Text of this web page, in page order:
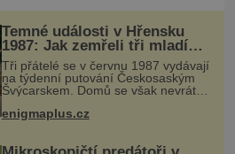
Temné události v Hřensku
1987: Jak zemřeli tři mladí
trampové?
Tři přátelé se v červnu 1987 vydávají
na týdenní putování Českosaským
Švýcarskem. Domů se však nevrátí.
nepřístupných skalách u Hřenska
enigmaplus.cz